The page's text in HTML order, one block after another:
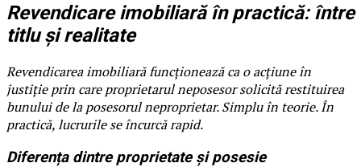
Revendicare imobiliară în practică: între
titlu și realitate
Revendicarea imobiliară funcționează ca o acțiune în
justiție prin care proprietarul neposesor solicită restituirea
bunului de la posesorul neproprietar. Simplu în teorie. În
practică, lucrurile se încurcă rapid.
Diferența dintre proprietate și posesie